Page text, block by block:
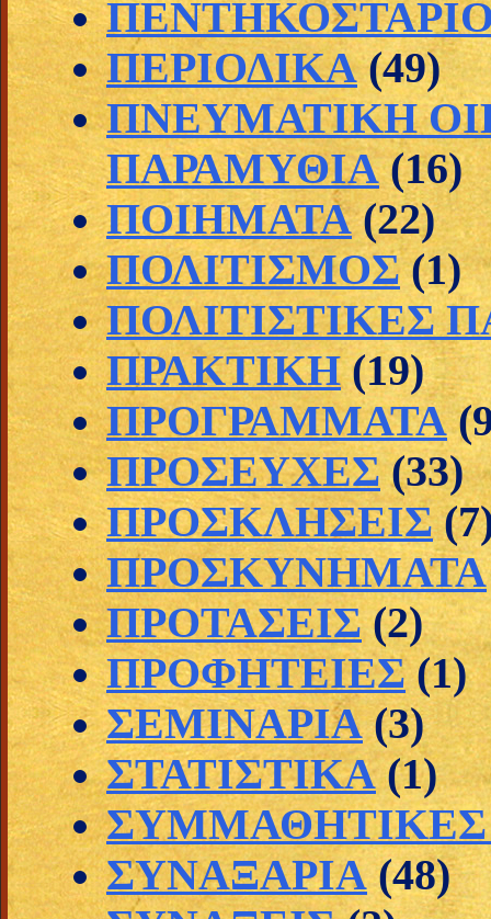
ΠΕΡΙΟΔΙΚΑ (49)
ΠΝΕΥΜΑΤΙΚΗ
ΠΑΡΑΜΥΘΙΑ (16)
ΠΟΙΗΜΑΤΑ (22)
ΠΟΛΙΤΙΣΜΟΣ (1)
ΠΟΛΙΤΙΣΤΙΚΕΣ
ΠΡΑΚΤΙΚΗ (19)
ΠΡΟΓΡΑΜΜΑΤΑ
ΠΡΟΣΕΥΧΕΣ (33)
ΠΡΟΣΚΛΗΣΕΙΣ
ΠΡΟΣΚΥΝΗΜΑΤΑ
ΠΡΟΤΑΣΕΙΣ (2)
ΠΡΟΦΗΤΕΙΕΣ (1)
ΣΕΜΙΝΑΡΙΑ (3)
ΣΤΑΤΙΣΤΙΚΑ (1)
ΣΥΜΜΑΘΗΤΙΚΕΣ
ΣΥΝΑΞΑΡΙΑ (48)